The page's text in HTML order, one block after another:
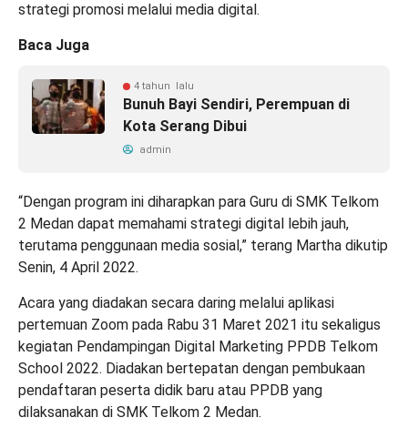
strategi promosi melalui media digital.
Baca Juga
4 tahun lalu
Bunuh Bayi Sendiri, Perempuan di
Kota Serang Dibui
admin
“Dengan program ini diharapkan para Guru di SMK Telkom
2 Medan dapat memahami strategi digital lebih jauh,
terutama penggunaan media sosial,” terang Martha dikutip
Senin, 4 April 2022.
Acara yang diadakan secara daring melalui aplikasi
pertemuan Zoom pada Rabu 31 Maret 2021 itu sekaligus
kegiatan Pendampingan Digital Marketing PPDB Telkom
School 2022. Diadakan bertepatan dengan pembukaan
pendaftaran peserta didik baru atau PPDB yang
dilaksanakan di SMK Telkom 2 Medan.